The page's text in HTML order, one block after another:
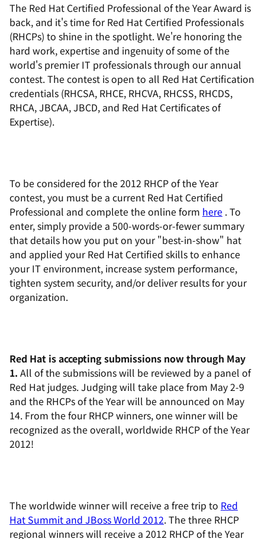
The Red Hat Certified Professional of the Year Award is
back, and it's time for Red Hat Certified Professionals
(RHCPs) to shine in the spotlight. We're honoring the
hard work, expertise and ingenuity of some of the
world's premier IT professionals through our annual
contest. The contest is open to all Red Hat Certification
credentials (RHCSA, RHCE, RHCVA, RHCSS, RHCDS,
RHCA, JBCAA, JBCD, and Red Hat Certificates of
Expertise).
To be considered for the 2012 RHCP of the Year
contest, you must be a current Red Hat Certified
Professional and complete the online form here . To
enter, simply provide a 500-words-or-fewer summary
that details how you put on your "best-in-show" hat
and applied your Red Hat Certified skills to enhance
your IT environment, increase system performance,
tighten system security, and/or deliver results for your
organization.
Red Hat is accepting submissions now through May
1. All of the submissions will be reviewed by a panel of
Red Hat judges. Judging will take place from May 2-9
and the RHCPs of the Year will be announced on May
14. From the four RHCP winners, one winner will be
recognized as the overall, worldwide RHCP of the Year
2012!
The worldwide winner will receive a free trip to Red
Hat Summit and JBoss World 2012. The three RHCP
regional winners will receive a 2012 RHCP of the Year